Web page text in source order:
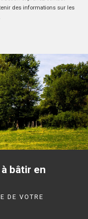
des informations sur les
bâtir en
DE VOTRE